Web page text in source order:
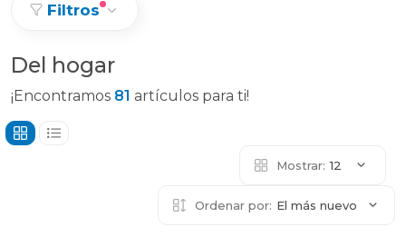
Filtros
Del hogar
¡Encontramos 81 artículos para ti!
Mostrar: 12
Ordenar por: El más nuevo